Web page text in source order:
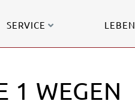
SERVICE LEBEN
1 WEGEN